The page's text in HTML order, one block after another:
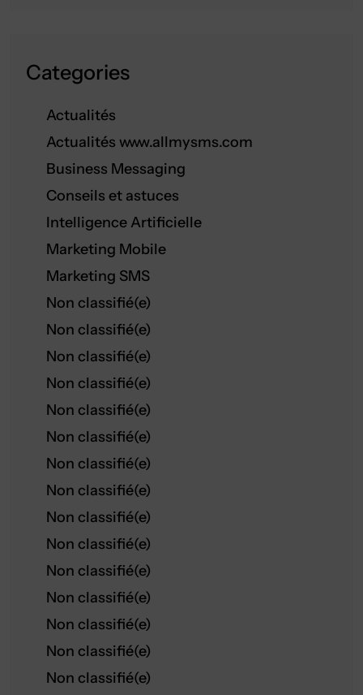
Categories
Actualités
Actualités www.allmysms.com
Business Messaging
Conseils et astuces
Intelligence Artificielle
Marketing Mobile
Marketing SMS
Non classifié(e)
Non classifié(e)
Non classifié(e)
Non classifié(e)
Non classifié(e)
Non classifié(e)
Non classifié(e)
Non classifié(e)
Non classifié(e)
Non classifié(e)
Non classifié(e)
Non classifié(e)
Non classifié(e)
Non classifié(e)
Non classifié(e)